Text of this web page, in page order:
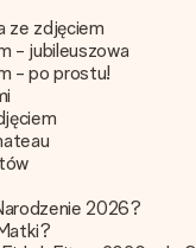
ze zdjęciem
- jubileuszowa
- po prostu!
2026?